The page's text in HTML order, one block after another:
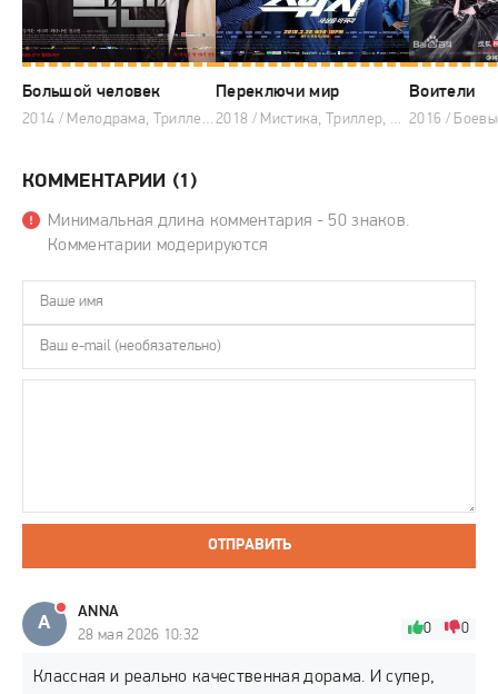
Большой человек
2014 / Мелодрама, Триллер, Драма, Корейские дорамы
Переключи мир
2018 / Мистика, Триллер, Комедия, Корейские дорамы
Воители
КОММЕНТАРИИ (1)
Минимальная длина комментария - 50 знаков.
Комментарии модерируются
ОТПРАВИТЬ
A
ANNA
28 мая 2026 10:32
0 0
Классная и реально качественная дорама. И супер,